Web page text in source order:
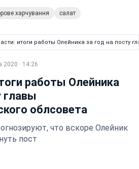
харчування салат
итоги работы Олейника за год на посту
2020 · 14:26
работы Олейника
главы
облсовета
что вскоре Олейник
пост